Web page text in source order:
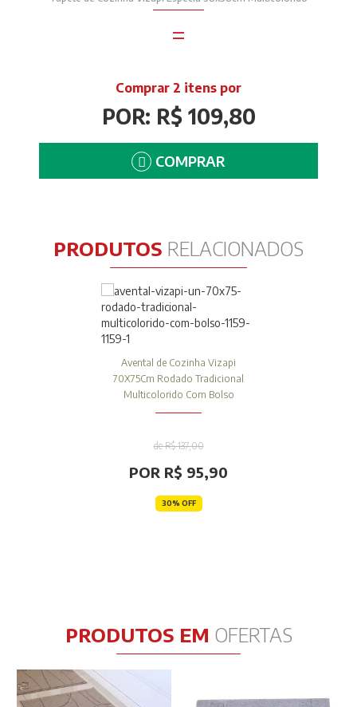
=
Comprar 2 itens por
POR: R$ 109,80
COMPRAR
PRODUTOS RELACIONADOS
Avental de Cozinha Vizapi
70X75Cm Rodado Tradicional
Multicolorido Com Bolso
de R$ 137,00
POR R$ 95,90
30% OFF
PRODUTOS EM OFERTAS